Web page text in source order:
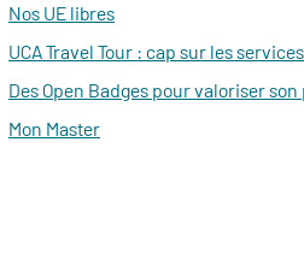
Nos UE libres
UCA Travel Tour : cap sur les
Des Open Badges pour valoriser son
Mon Master